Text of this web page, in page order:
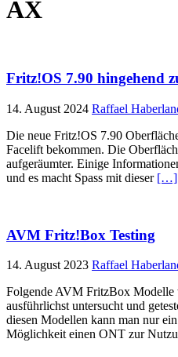
AX
Fritz!OS 7.90 hingehend
14. August 2024 Raffael
Die neue Fritz!OS 7.90
Facelift bekommen. Die
aufgeräumter. Einige
und es macht Spass mit dieser […]
AVM Fritz!Box Testing
14. August 2023 Raffael
Folgende AVM FritzBox Modelle
ausführlichst untersucht und
diesen Modellen kann man nur
Möglichkeit einen ONT zur